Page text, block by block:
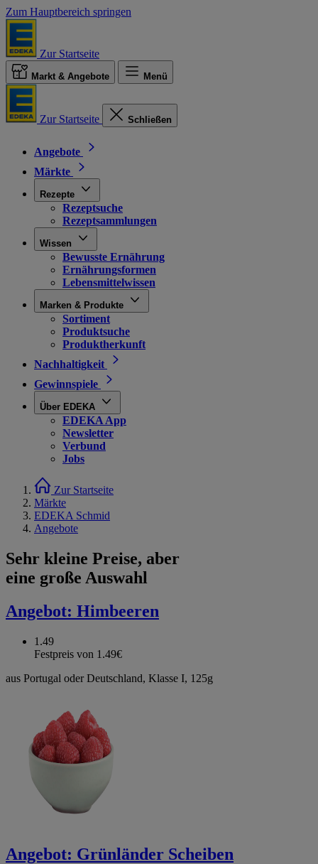
Zum Hauptbereich springen
Zur Startseite
Markt & Angebote Menü
Zur Startseite Schließen
Angebote
Märkte
Rezepte
Rezeptsuche
Rezeptsammlungen
Wissen
Bewusste Ernährung
Ernährungsformen
Lebensmittelwissen
Marken & Produkte
Sortiment
Produktsuche
Produktherkunft
Nachhaltigkeit
Gewinnspiele
Über EDEKA
EDEKA App
Newsletter
Verbund
Jobs
Zur Startseite
Märkte
EDEKA Schmid
Angebote
Sehr kleine Preise, aber
eine große Auswahl
Angebot: Himbeeren
1.49
Festpreis von 1.49€
aus Portugal oder Deutschland, Klasse I, 125g
Angebot: Grünländer Scheiben